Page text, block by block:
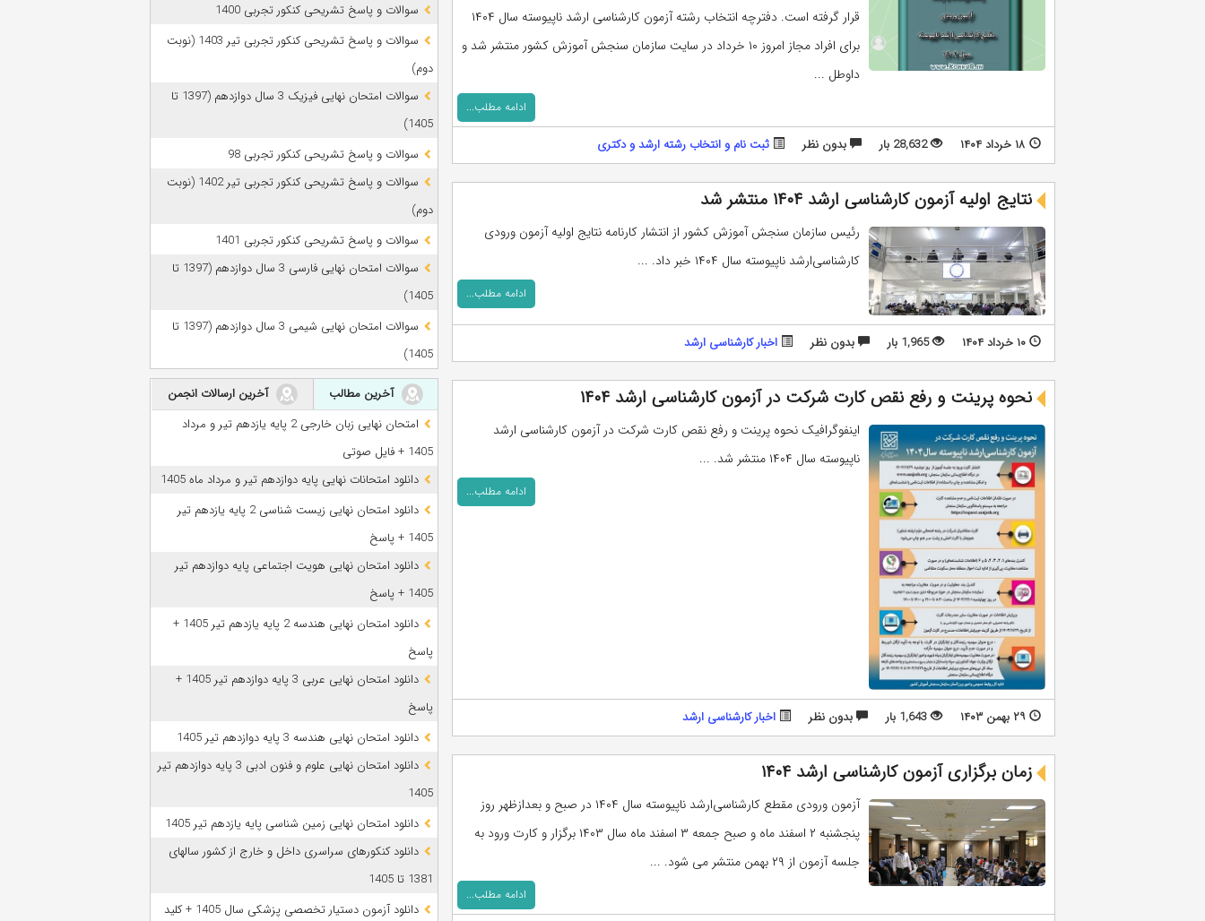
قرار گرفته است. دفترچه انتخاب رشته آزمون کارشناسی ارشد ناپیوسته سال ۱۴۰۴
برای افراد مجاز امروز ۱۰ خرداد در سایت سازمان سنجش آموزش کشور منتشر شد و
داوطل ...
ادامه مطلب...
۱۸ خرداد ۱۴۰۴ 28,632 بار بدون نظر ثبت نام و انتخاب رشته ارشد و دکتری
نتایج اولیه آزمون کارشناسی‌ ارشد ۱۴۰۴ منتشر شد
رئیس سازمان سنجش آموزش کشور از انتشار کارنامه نتایج اولیه آزمون ورودی
کارشناسی‌ارشد ناپیوسته سال ۱۴۰۴ خبر داد. ...
ادامه مطلب...
۱۰ خرداد ۱۴۰۴ 1,965 بار بدون نظر اخبار کارشناسی ارشد
نحوه پرینت و رفع نقص کارت شرکت در آزمون کارشناسی ارشد ۱۴۰۴
اینفوگرافیک نحوه پرینت و رفع نقص کارت شرکت در آزمون کارشناسی ارشد
ناپیوسته سال ۱۴۰۴ منتشر شد. ...
ادامه مطلب...
۲۹ بهمن ۱۴۰۳ 1,643 بار بدون نظر اخبار کارشناسی ارشد
زمان برگزاری آزمون کارشناسی‌ ارشد ۱۴۰۴
آزمون‌ ورودی مقطع کارشناسی‌ارشد ناپیوسته‌ سال‌ ۱۴۰۴ در صبح و بعدازظهر روز
پنجشنبه ۲ اسفند ماه و صبح جمعه ۳ اسفند ماه سال ۱۴۰۳ برگزار و کارت ورود به
جلسه آزمون از ۲۹ بهمن منتشر می شود. ...
ادامه مطلب...
سوالات و پاسخ تشریحی کنکور تجربی 1400
سوالات و پاسخ تشریحی کنکور تجربی تیر 1403 (نوبت
دوم)
سوالات امتحان نهایی فیزیک 3 سال دوازدهم (1397 تا
1405)
سوالات و پاسخ تشریحی کنکور تجربی 98
سوالات و پاسخ تشریحی کنکور تجربی تیر 1402 (نوبت
دوم)
سوالات و پاسخ تشریحی کنکور تجربی 1401
سوالات امتحان نهایی فارسی 3 سال دوازدهم (1397 تا
1405)
سوالات امتحان نهایی شیمی 3 سال دوازدهم (1397 تا
1405)
آخرین مطالب
آخرین ارسالات انجمن
امتحان نهایی زبان خارجی 2 پایه یازدهم تیر و مرداد
1405 + فایل صوتی
دانلود امتحانات نهایی پایه دوازدهم تیر و مرداد ماه 1405
دانلود امتحان نهایی زیست شناسی 2 پایه یازدهم تیر
1405 + پاسخ
دانلود امتحان نهایی هویت اجتماعی پایه دوازدهم تیر
1405 + پاسخ
دانلود امتحان نهایی هندسه 2 پایه یازدهم تیر 1405 +
پاسخ
دانلود امتحان نهایی عربی 3 پایه دوازدهم تیر 1405 +
پاسخ
دانلود امتحان نهایی هندسه 3 پایه دوازدهم تیر 1405
دانلود امتحان نهایی علوم و فنون ادبی 3 پایه دوازدهم تیر
1405
دانلود امتحان نهایی زمین شناسی پایه یازدهم تیر 1405
دانلود کنکورهای سراسری داخل و خارج از کشور سالهای
1381 تا 1405
دانلود آزمون دستیار تخصصی پزشکی سال 1405 + کلید